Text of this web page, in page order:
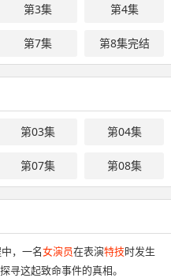
第3集 第4集
第7集 第8集完结
第03集 第04集
第07集 第08集
，一名女演员在表演特技时发生
寻这起致命事件的真相。